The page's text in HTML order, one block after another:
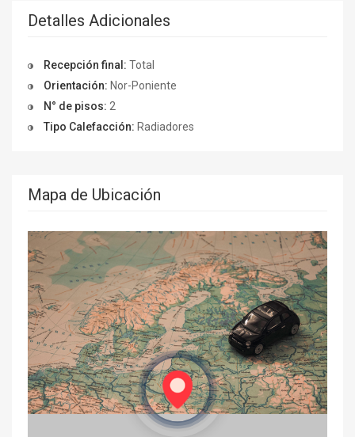
Detalles Adicionales
Recepción final: Total
Orientación: Nor-Poniente
N° de pisos: 2
Tipo Calefacción: Radiadores
Mapa de Ubicación